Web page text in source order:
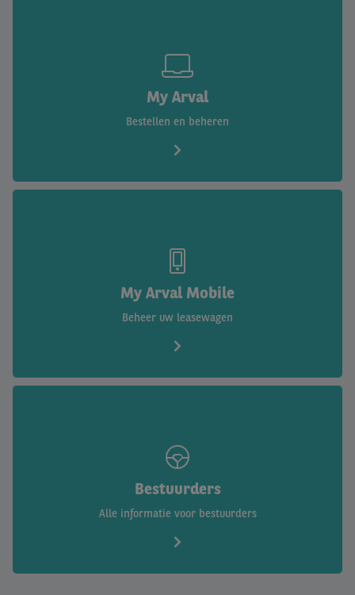
My Arval
Bestellen en beheren
My Arval Mobile
Beheer uw leasewagen
Bestuurders
Alle informatie voor bestuurders